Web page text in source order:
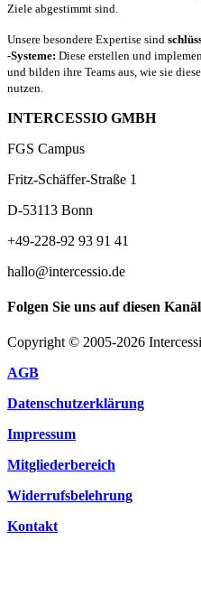
Ziele abgestimmt sind.
Unsere besondere Expertise sind
-Systeme: Diese erstellen und
und bilden ihre Teams aus, wie sie
nutzen.
INTERCESSIO GMBH
FGS Campus
Fritz-Schäffer-Straße 1
D-53113 Bonn
+49-228-92 93 91 41
hallo@intercessio.de
Folgen Sie uns auf diesen
Copyright © 2005-2026
AGB
Datenschutzerklärung
Impressum
Mitgliederbereich
Widerrufsbelehrung
Kontakt